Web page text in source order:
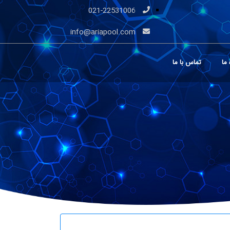
info@ariapool.com
ما تماس با ما